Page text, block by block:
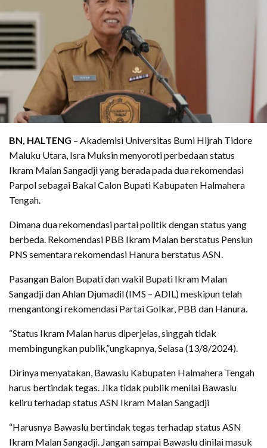
BN, HALTENG – Akademisi Universitas Bumi Hijrah Tidore
Maluku Utara, Isra Muksin menyoroti perbedaan status
Ikram Malan Sangadji yang berada pada dua rekomendasi
Parpol sebagai Bakal Calon Bupati Kabupaten Halmahera
Tengah.
Dimana dua rekomendasi partai politik dengan status yang
berbeda. Rekomendasi PBB Ikram Malan berstatus Pensiun
PNS sementara rekomendasi Hanura berstatus ASN.
Pasangan Balon Bupati dan wakil Bupati Ikram Malan
Sangadji dan Ahlan Djumadil (IMS – ADIL) meskipun telah
mengantongi rekomendasi Partai Golkar, PBB dan Hanura.
“Status Ikram Malan harus diperjelas, singgah tidak
membingungkan publik,”ungkapnya, Selasa (13/8/2024).
Dirinya menyatakan, Bawaslu Kabupaten Halmahera Tengah
harus bertindak tegas. Jika tidak publik menilai Bawaslu
keliru terhadap status ASN Ikram Malan Sangadji
“Harusnya Bawaslu bertindak tegas terhadap status ASN
Ikram Malan Sangadji. Jangan sampai Bawaslu dinilai masuk